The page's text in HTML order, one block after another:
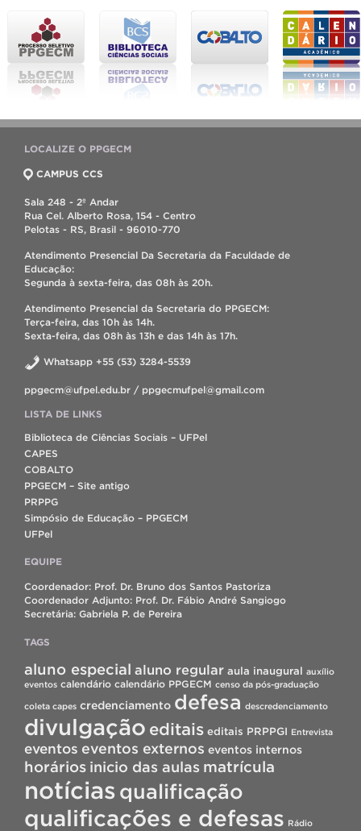
LOCALIZE O PPGECM
CAMPUS CCS
Sala 248 - 2º Andar
Rua Cel. Alberto Rosa, 154 - Centro
Pelotas - RS, Brasil - 96010-770
Atendimento Presencial Da Secretaria da Faculdade de
Educação:
Segunda à sexta-feira, das 08h às 20h.
Atendimento Presencial da Secretaria do PPGECM:
Terça-feira, das 10h às 14h.
Sexta-feira, das 08h às 13h e das 14h às 17h.
Whatsapp +55 (53) 3284-5539
ppgecm@ufpel.edu.br / ppgecmufpel@gmail.com
LISTA DE LINKS
Biblioteca de Ciências Sociais – UFPel
CAPES
COBALTO
PPGECM – Site antigo
PRPPG
Simpósio de Educação – PPGECM
UFPel
EQUIPE
Coordenador: Prof. Dr. Bruno dos Santos Pastoriza
Coordenador Adjunto: Prof. Dr. Fábio André Sangiogo
Secretária: Gabriela P. de Pereira
TAGS
aluno especial aluno regular aula inaugural auxílio
eventos calendário calendário PPGECM censo da pós-graduação
coleta capes credenciamento defesa descredenciamento
divulgação editais editais PRPPGI Entrevista
eventos eventos externos eventos internos
horários inicio das aulas matrícula
notícias qualificação
qualificações e defesas Rádio